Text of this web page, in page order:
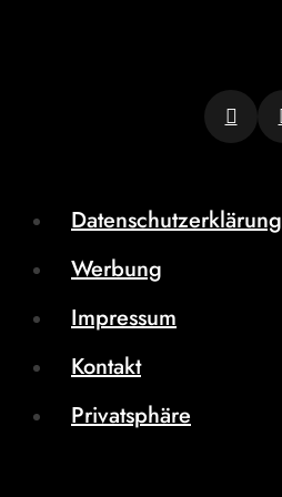
Datenschutzerklärung
Werbung
Impressum
Kontakt
Privatsphäre